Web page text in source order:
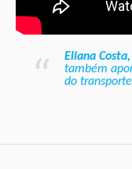
Eliana Costa,
também
do